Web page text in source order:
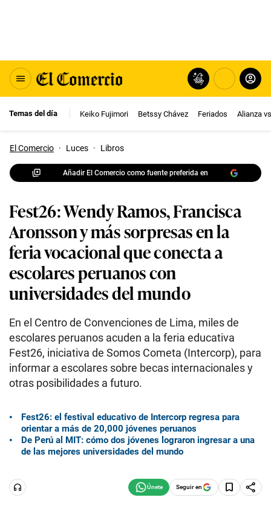
Temas del día Keiko Fujimori Betssy Chávez Feriados Alianza
El Comercio · Luces · Libros
Añadir El Comercio como fuente preferida en
Fest26: Wendy Ramos, Francisca
Aronsson y más sorpresas en la
feria vocacional que conecta a
escolares peruanos con
universidades del mundo
En el Centro de Convenciones de Lima, miles de
escolares peruanos acuden a la feria educativa
Fest26, iniciativa de Somos Cometa (Intercorp), para
informar a escolares sobre becas internacionales y
otras posibilidades a futuro.
Fest26: el festival educativo de Intercorp regresa para
orientar a más de 20,000 jóvenes peruanos
De Perú al MIT: cómo dos jóvenes lograron ingresar a una
de las mejores universidades del mundo
Seguir en